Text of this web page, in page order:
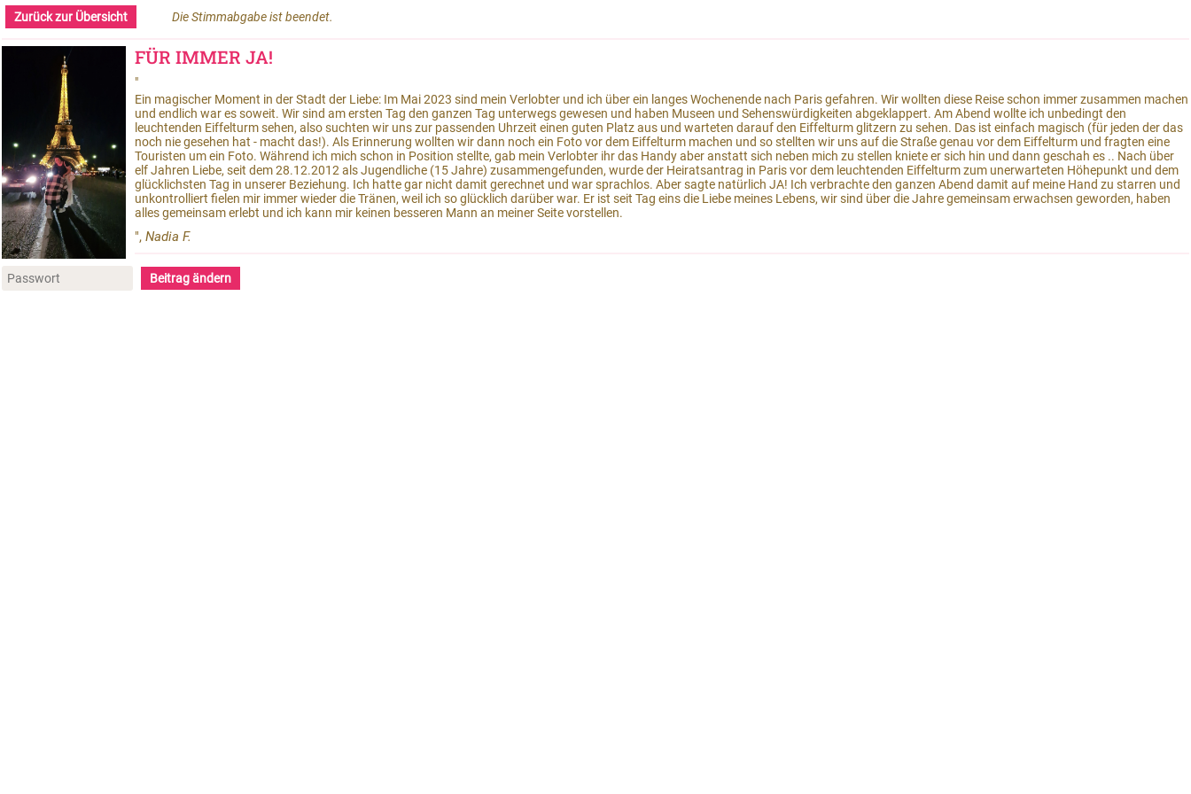
Zurück zur Übersicht Die Stimmabgabe ist beendet.
FÜR IMMER JA!
"
Ein magischer Moment in der Stadt der Liebe: Im Mai 2023 sind mein Verlobter und ich über ein langes Wochenende nach Paris gefahren. Wir wollten diese Reise schon immer zusammen machen
und endlich war es soweit. Wir sind am ersten Tag den ganzen Tag unterwegs gewesen und haben Museen und Sehenswürdigkeiten abgeklappert. Am Abend wollte ich unbedingt den
leuchtenden Eiffelturm sehen, also suchten wir uns zur passenden Uhrzeit einen guten Platz aus und warteten darauf den Eiffelturm glitzern zu sehen. Das ist einfach magisch (für jeden der das
noch nie gesehen hat - macht das!). Als Erinnerung wollten wir dann noch ein Foto vor dem Eiffelturm machen und so stellten wir uns auf die Straße genau vor dem Eiffelturm und fragten eine
Touristen um ein Foto. Während ich mich schon in Position stellte, gab mein Verlobter ihr das Handy aber anstatt sich neben mich zu stellen kniete er sich hin und dann geschah es .. Nach über
elf Jahren Liebe, seit dem 28.12.2012 als Jugendliche (15 Jahre) zusammengefunden, wurde der Heiratsantrag in Paris vor dem leuchtenden Eiffelturm zum unerwarteten Höhepunkt und dem
glücklichsten Tag in unserer Beziehung. Ich hatte gar nicht damit gerechnet und war sprachlos. Aber sagte natürlich JA! Ich verbrachte den ganzen Abend damit auf meine Hand zu starren und
unkontrolliert fielen mir immer wieder die Tränen, weil ich so glücklich darüber war. Er ist seit Tag eins die Liebe meines Lebens, wir sind über die Jahre gemeinsam erwachsen geworden, haben
alles gemeinsam erlebt und ich kann mir keinen besseren Mann an meiner Seite vorstellen.
", Nadia F.